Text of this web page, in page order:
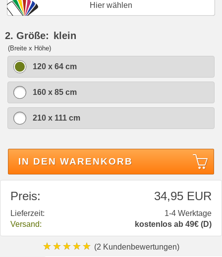
Hier wählen
2. Größe: klein
(Breite x Höhe)
120 x 64 cm
160 x 85 cm
210 x 111 cm
IN DEN WARENKORB
Preis: 34,95 EUR
Lieferzeit:
1-4 Werktage
Versand:
kostenlos ab 49€ (D)
★★★★★ (2 Kundenbewertungen)